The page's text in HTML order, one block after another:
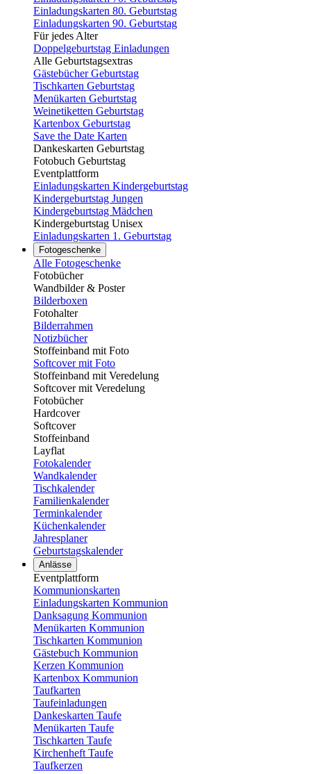
Einladungskarten 80. Geburtstag
Einladungskarten 90. Geburtstag
Für jedes Alter
Doppelgeburtstag Einladungen
Alle Geburtstagsextras
Gästebücher Geburtstag
Tischkarten Geburtstag
Menükarten Geburtstag
Weinetiketten Geburtstag
Kartenbox Geburtstag
Save the Date Karten
Dankeskarten Geburtstag
Fotobuch Geburtstag
Eventplattform
Einladungskarten Kindergeburtstag
Kindergeburtstag Jungen
Kindergeburtstag Mädchen
Kindergeburtstag Unisex
Einladungskarten 1. Geburtstag
Fotogeschenke
Alle Fotogeschenke
Fotobücher
Wandbilder & Poster
Bilderboxen
Fotohalter
Bilderrahmen
Notizbücher
Stoffeinband mit Foto
Softcover mit Foto
Stoffeinband mit Veredelung
Softcover mit Veredelung
Fotobücher
Hardcover
Softcover
Stoffeinband
Layflat
Fotokalender
Wandkalender
Tischkalender
Familienkalender
Terminkalender
Küchenkalender
Jahresplaner
Geburtstagskalender
Anlässe
Eventplattform
Kommunionskarten
Einladungskarten Kommunion
Danksagung Kommunion
Menükarten Kommunion
Tischkarten Kommunion
Gästebuch Kommunion
Kerzen Kommunion
Kartenbox Kommunion
Taufkarten
Taufeinladungen
Dankeskarten Taufe
Menükarten Taufe
Tischkarten Taufe
Kirchenheft Taufe
Taufkerzen